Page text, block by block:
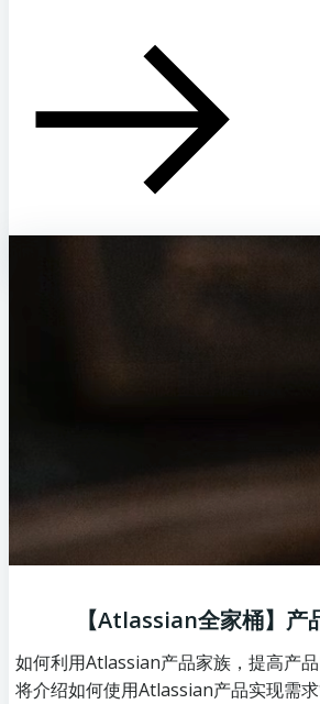
【Atlassian全家桶】产
如何利用Atlassian产品家族，提高产
将介绍如何使用Atlassian产品实现需